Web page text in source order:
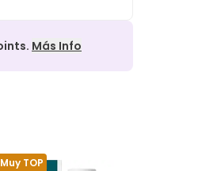
Más Info
Muy TOP